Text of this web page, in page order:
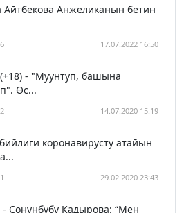
Айтбекова Анжеликанын бетин
17.07.2022 16:50
- "Муунтуп, башына
Өс...
14.07.2020 15:19
коронавирусту атайын
29.02.2020 23:43
Сонунбүбү Кадырова: “Мен